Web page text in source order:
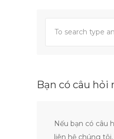
Bạn có câu hỏi
Nếu bạn có câu
liên hệ chúng tôi.